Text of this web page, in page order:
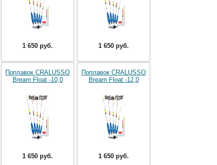
1 650 руб. 1 650 руб.
Поплавок CRALUSSO
Bream Float -10,0
1 650 руб.
Поплавок CRALUSSO
Bream Float -12,0
1 650 руб.